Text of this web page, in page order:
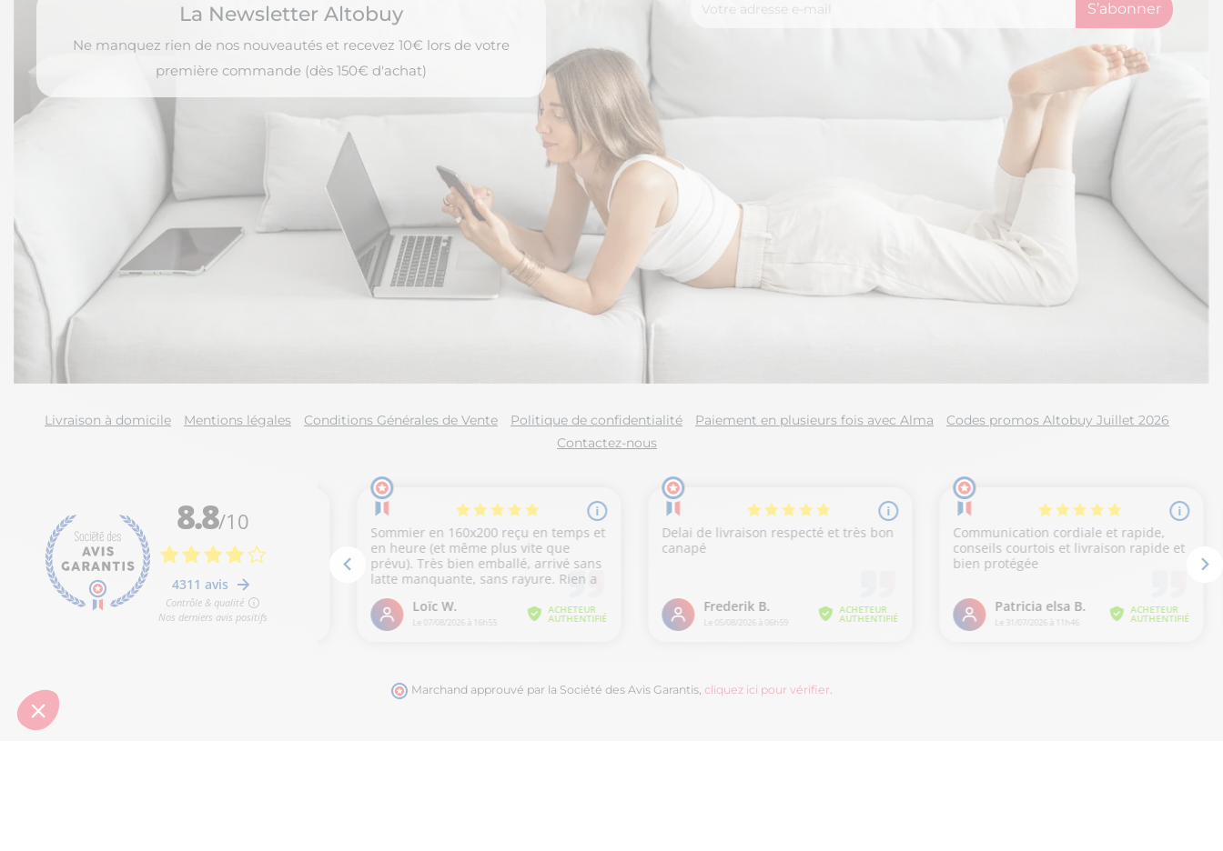
La Newsletter Altobuy
Ne manquez rien de nos nouveautés et recevez 10€ lors de votre
première commande (dès 150€ d'achat)
Livraison à domicile Mentions légales Conditions Générales de Vente Politique de confidentialité Paiement en plusieurs fois avec Alma
Codes promos Altobuy Juillet 2026
Contactez-nous
Marchand approuvé par la Société des Avis Garantis, cliquez ici pour vérifier.